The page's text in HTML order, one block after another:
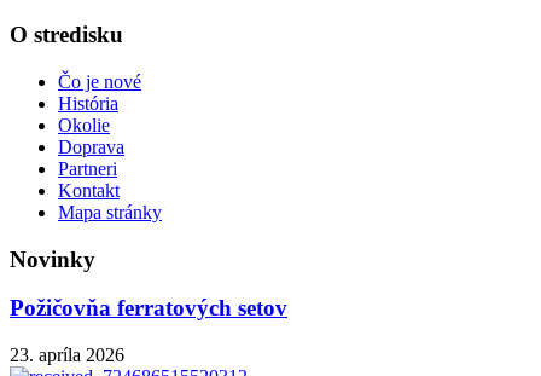
O stredisku
Čo je nové
História
Okolie
Doprava
Partneri
Kontakt
Mapa stránky
Novinky
Požičovňa ferratových setov
23. apríla 2026